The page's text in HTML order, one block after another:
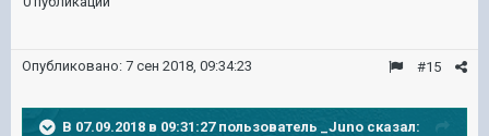
#15
Опубликовано: 7 сен 2018, 09:34:23
В 07.09.2018 в 09:31:27 пользователь _Juno сказал: